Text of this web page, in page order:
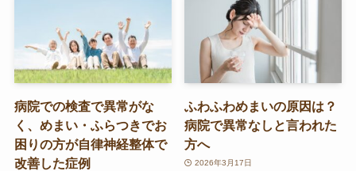
病院での検査で異常がな
く、めまい・ふらつきでお
困りの方が自律神経整体で
改善した症例
ふわふわめまいの原因は？
病院で異常なしと言われた
方へ
2026年3月17日